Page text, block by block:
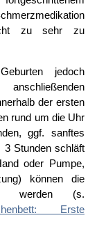
zu sehr zu
jedoch
der ersten
rund um die Uhr
ggf. sanftes
Stunden schläft
oder Pumpe,
können die
werden (s.
Erste